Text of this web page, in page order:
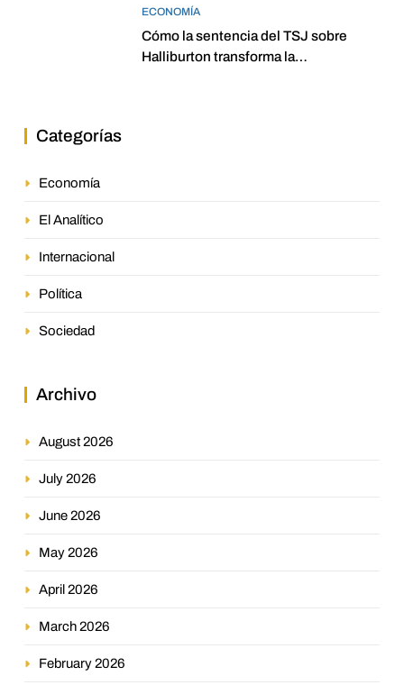
ECONOMÍA
Cómo la sentencia del TSJ sobre
Halliburton transforma la
Categorías
Economía
El Analítico
Internacional
Política
Sociedad
Archivo
August 2026
July 2026
June 2026
May 2026
April 2026
March 2026
February 2026